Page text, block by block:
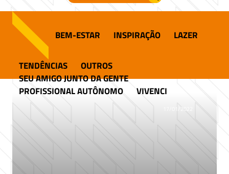
BEM-ESTAR INSPIRAÇÃO LAZER
TENDÊNCIAS
OUTROS
SEU AMIGO JUNTO DA GENTE
PROFISSIONAL AUTÔNOMO
VIVENCI
17/01/2022